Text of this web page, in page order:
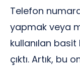
Telefon
yapmak veya
kullanılan
çıktı. Artık, bu